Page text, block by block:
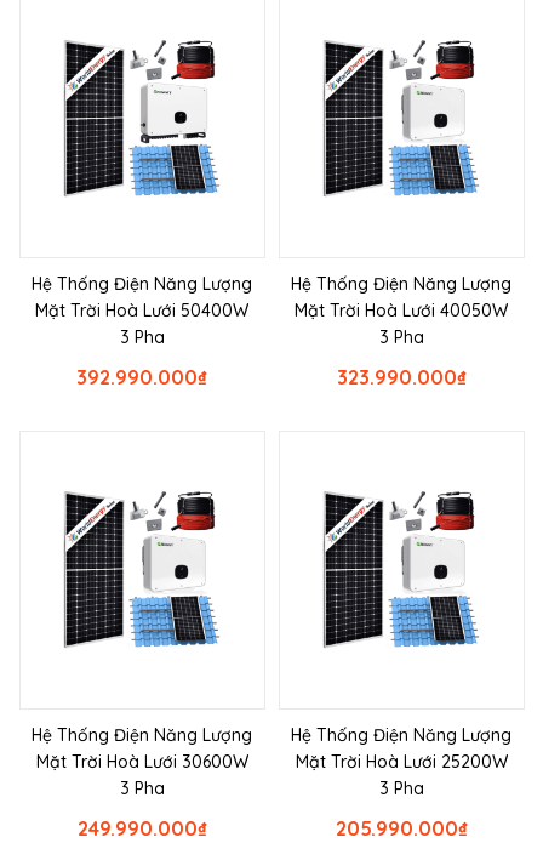
Hệ Thống Điện Năng Lượng
Mặt Trời Hoà Lưới 50400W
3 Pha
₫
392.990.000
Hệ Thống Điện Năng Lượng
Mặt Trời Hoà Lưới 40050W
3 Pha
₫
323.990.000
Hệ Thống Điện Năng Lượng
Mặt Trời Hoà Lưới 30600W
3 Pha
₫
249.990.000
Hệ Thống Điện Năng Lượng
Mặt Trời Hoà Lưới 25200W
3 Pha
₫
205.990.000